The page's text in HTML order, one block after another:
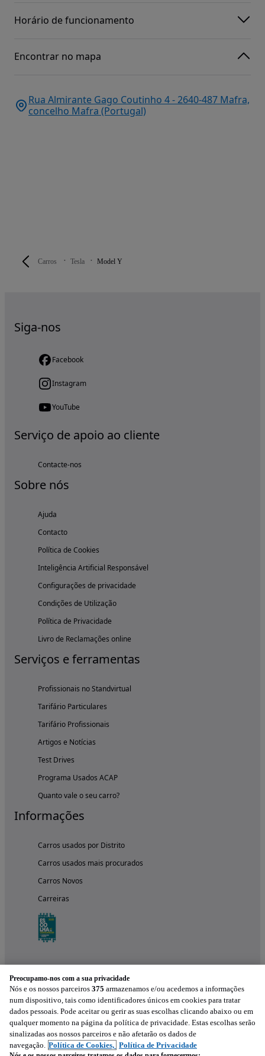
Carros Tesla Model Y
Horário de funcionamento
Encontrar no mapa
Rua Almirante Gago Coutinho 4 - 2640-487 Mafra,
concelho Mafra (Portugal)
Siga-nos
Facebook
Instagram
YouTube
Serviço de apoio ao cliente
Contacte-nos
Sobre nós
Ajuda
Contacto
Política de Cookies
Inteligência Artificial Responsável
Configurações de privacidade
Condições de Utilização
Política de Privacidade
Livro de Reclamações online
Serviços e ferramentas
Profissionais no Standvirtual
Tarifário Particulares
Tarifário Profissionais
Artigos e Notícias
Test Drives
Programa Usados ACAP
Quanto vale o seu carro?
Informações
Carros usados por Distrito
Carros usados mais procurados
Carros Novos
Carreiras
Experimenta a aplicação
Preocupamo-nos com a sua privacidade
Nós e os nossos parceiros 375 armazenamos e/ou acedemos a informações
num dispositivo, tais como identificadores únicos em cookies para tratar
dados pessoais. Pode aceitar ou gerir as suas escolhas clicando abaixo ou em
qualquer momento na página da política de privacidade. Estas escolhas serão
sinalizadas aos nossos parceiros e não afetarão os dados de
navegação. Política de Cookies, Política de Privacidade